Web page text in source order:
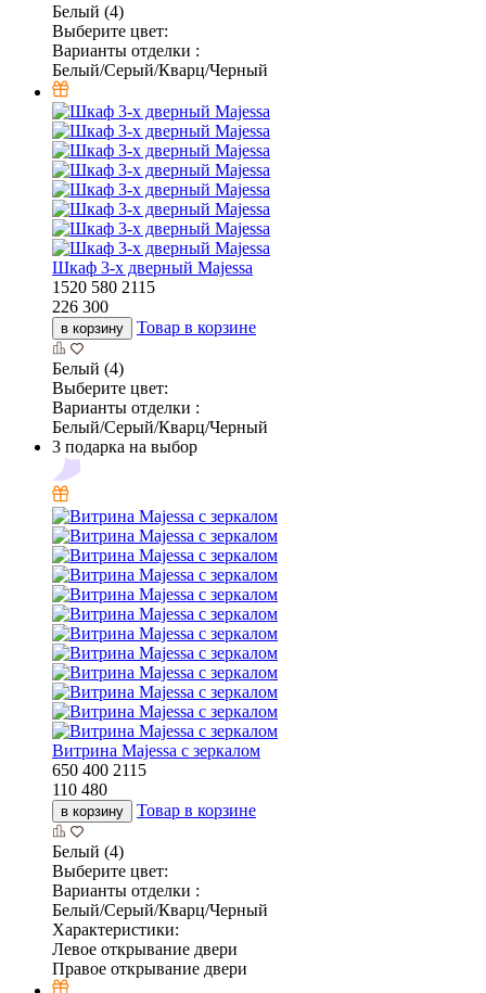
Белый (4)
Выберите цвет:
Варианты отделки :
Белый/Серый/Кварц/Черный
Шкаф 3-х дверный Majessa
1520 580 2115
226 300
в корзину Товар в корзине
Белый (4)
Выберите цвет:
Варианты отделки :
Белый/Серый/Кварц/Черный
3 подарка на выбор
Витрина Majessa с зеркалом
650 400 2115
110 480
в корзину Товар в корзине
Белый (4)
Выберите цвет:
Варианты отделки :
Белый/Серый/Кварц/Черный
Характеристики:
Левое открывание двери
Правое открывание двери